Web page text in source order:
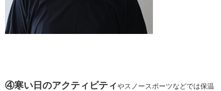
④寒い日のアクティビティ やスノースポーツなどでは保温